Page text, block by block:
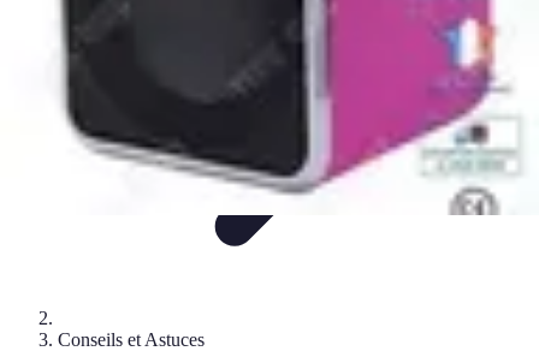
Conseils et Astuces